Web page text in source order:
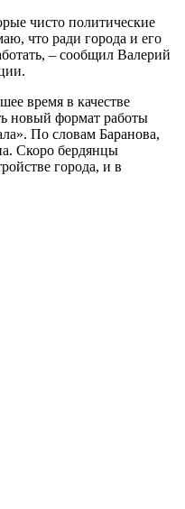
чисто политические
что ради города и его
– сообщил Валерий
время в качестве
новый формат работы
По словам Баранова,
Скоро бердянцы
города, и в